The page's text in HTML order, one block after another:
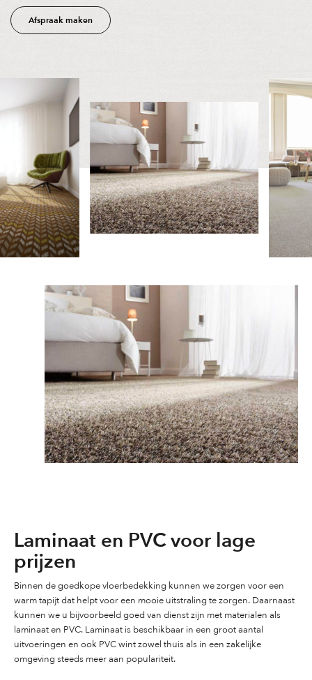
Afspraak maken
Laminaat en PVC voor lage
prijzen
Binnen de goedkope vloerbedekking kunnen we zorgen voor een
warm tapijt dat helpt voor een mooie uitstraling te zorgen. Daarnaast
kunnen we u bijvoorbeeld goed van dienst zijn met materialen als
laminaat en PVC. Laminaat is beschikbaar in een groot aantal
uitvoeringen en ook PVC wint zowel thuis als in een zakelijke
omgeving steeds meer aan populariteit.